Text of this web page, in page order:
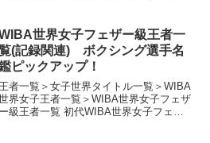
デーン・ギャットグリーリーン(タイ)第
2代WBO...
世界女子フェザー級王者一
覧(記録関連) ボクシング選手名
ピックアップ！
王者一覧＞女子世界タイトル一覧＞WIBA
界女子王者一覧＞WIBA世界女子フェザ
ー級王者一覧 初代WIBA世界女子フェザ